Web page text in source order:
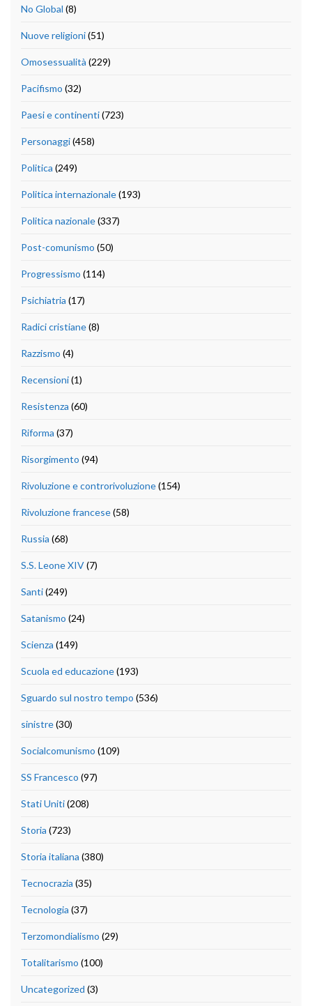
No Global (8)
Nuove religioni(51)
Omosessualità (229)
Pacifismo (32)
Paesi e continenti(723)
Personaggi(458)
Politica (249)
Politica internazionale(193)
Politica nazionale(337)
Post-comunismo (50)
Progressismo (114)
Psichiatria (17)
Radici cristiane(8)
Razzismo (4)
Recensioni(1)
Resistenza (60)
Riforma (37)
Risorgimento (94)
Rivoluzione e controrivoluzione(154)
Rivoluzione francese(58)
Russia (68)
S.S. Leone XIV(7)
Santi(249)
Satanismo (24)
Scienza (149)
Scuola ed educazione(193)
Sguardo sul nostro tempo (536)
sinistre(30)
Socialcomunismo (109)
SS Francesco (97)
Stati Uniti(208)
Storia (723)
Storia italiana (380)
Tecnocrazia (35)
Tecnologia (37)
Terzomondialismo (29)
Totalitarismo (100)
Uncategorized (3)